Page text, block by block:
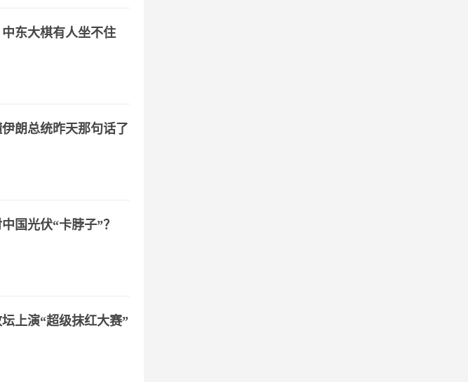
东大棋有人坐不住
朗总统昨天那句话了
国光伏“卡脖子”？
上演“超级抹红大赛”